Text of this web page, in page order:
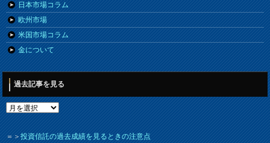
日本市場コラム
欧州市場
米国市場コラム
金について
過去記事を見る
＝＞投資信託の過去成績を見るときの注意点